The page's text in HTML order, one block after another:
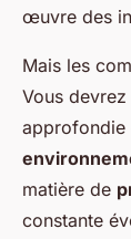
œuvre des
Mais les
Vous
approfondie
matière de
constante